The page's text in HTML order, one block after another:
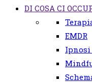
DI COSA CI
EMDR
Ipnosi